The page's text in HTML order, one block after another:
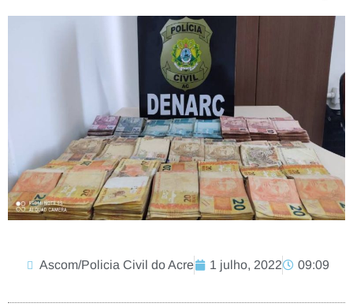
Ascom/Policia Civil do Acre 1 julho, 2022 09:09